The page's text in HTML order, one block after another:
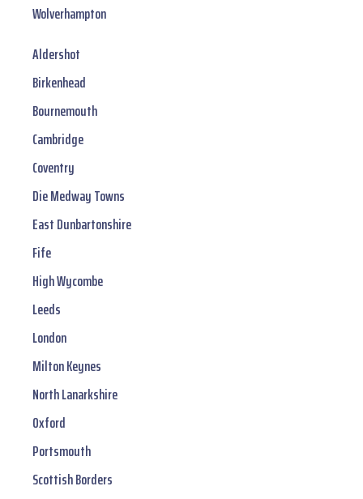
Wolverhampton
Aldershot
Birkenhead
Bournemouth
Cambridge
Coventry
Die Medway Towns
East Dunbartonshire
Fife
High Wycombe
Leeds
London
Milton Keynes
North Lanarkshire
Oxford
Portsmouth
Scottish Borders